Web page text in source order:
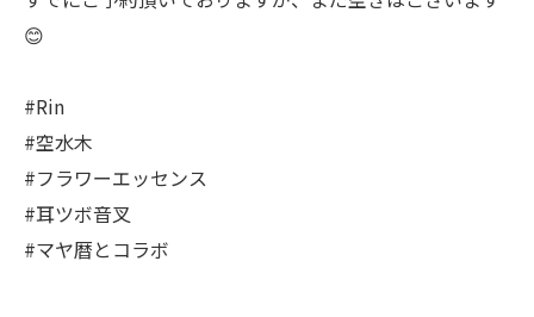
😊
#Rin
#空水木
#フラワーエッセンス
#耳ツボ音叉
#マヤ暦とコラボ